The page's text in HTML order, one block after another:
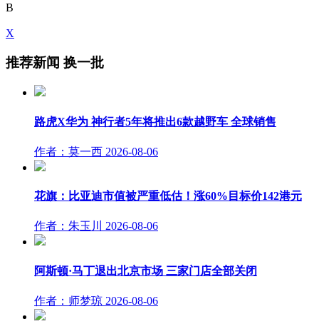
B
X
推荐新闻 换一批
路虎X华为 神行者5年将推出6款越野车 全球销售
作者：莫一西 2026-08-06
花旗：比亚迪市值被严重低估！涨60%目标价142港元
作者：朱玉川 2026-08-06
阿斯顿·马丁退出北京市场 三家门店全部关闭
作者：师梦琼 2026-08-06